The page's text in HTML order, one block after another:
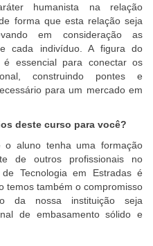
humanista na relação
forma que esta relação seja
em consideração as
cada indivíduo. A figura do
essencial para conectar os
construindo pontes e
para um mercado em
deste curso para você?
aluno tenha uma formação
de outros profissionais no
Tecnologia em Estradas é
temos também o compromisso
da nossa instituição seja
de embasamento sólido e